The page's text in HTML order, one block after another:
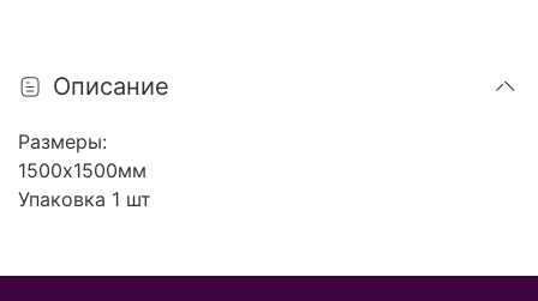
Описание
Размеры:
1500х1500мм
Упаковка 1 шт